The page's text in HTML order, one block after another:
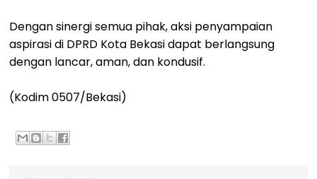
Dengan sinergi semua pihak, aksi penyampaian
aspirasi di DPRD Kota Bekasi dapat berlangsung
dengan lancar, aman, dan kondusif.
(Kodim 0507/Bekasi)